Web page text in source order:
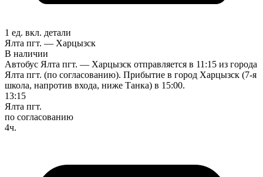
1 ед. вкл. детали
Ялта пгт. — Харцызск
В наличии
Автобус Ялта пгт. — Харцызск отправляется в 11:15 из города
Ялта пгт. (по согласованию). Прибытие в город Харцызск (7-я
школа, напротив входа, ниже Танка) в 15:00.
13:15
Ялта пгт.
по согласованию
4ч.